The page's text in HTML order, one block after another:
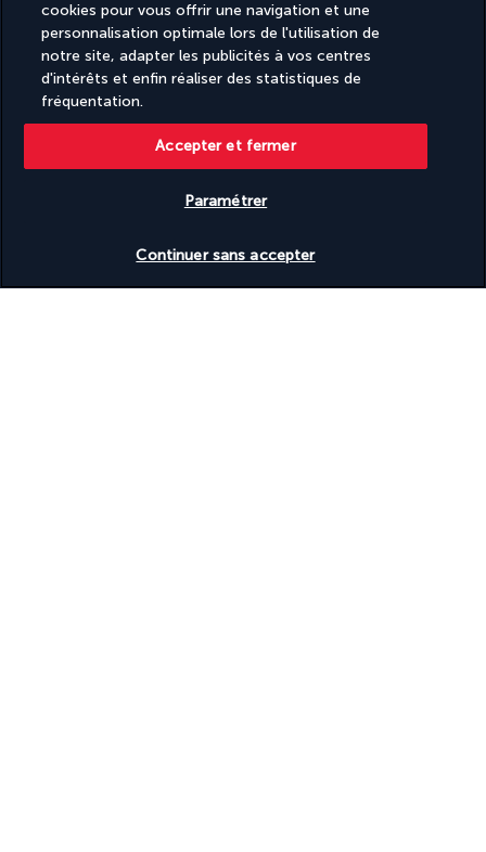
Informations utiles
Turkish Airlines Holidays
Noté4,2
cookies pour vous offrir une navigation et une
personnalisation optimale lors de l'utilisation de
notre site, adapter les publicités à vos centres
d'intérêts et enfin réaliser des statistiques de
fréquentation.
Paramétrer
Continuer sans accepter
Accepter et fermer